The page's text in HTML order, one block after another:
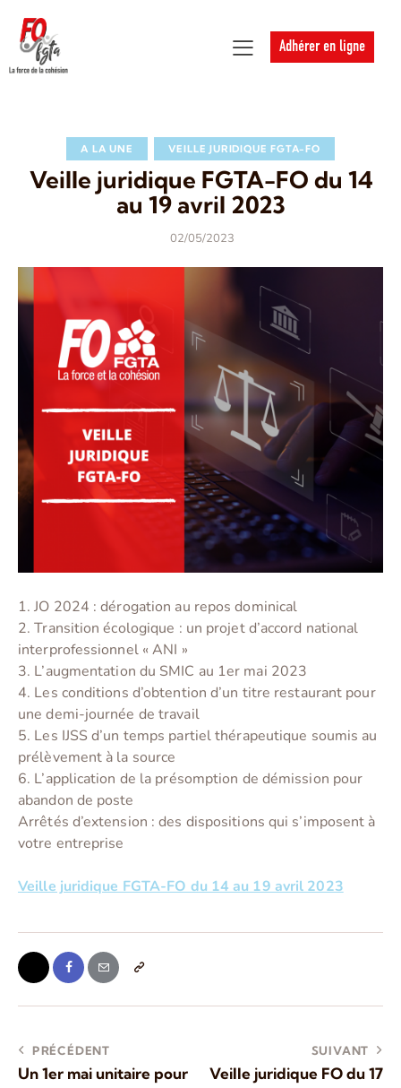
Adhérer en ligne
A LA UNE VEILLE JURIDIQUE FGTA-FO
Veille juridique FGTA-FO du 14
au 19 avril 2023
02/05/2023
1. JO 2024 : dérogation au repos dominical
2. Transition écologique : un projet d’accord national
interprofessionnel « ANI »
3. L’augmentation du SMIC au 1er mai 2023
4. Les conditions d’obtention d’un titre restaurant pour
une demi-journée de travail
5. Les IJSS d’un temps partiel thérapeutique soumis au
prélèvement à la source
6. L’application de la présomption de démission pour
abandon de poste
Arrêtés d’extension : des dispositions qui s’imposent à
votre entreprise
Veille juridique FGTA-FO du 14 au 19 avril 2023
PRÉCÉDENT
Un 1er mai unitaire pour
SUIVANT
Veille juridique FO du 17